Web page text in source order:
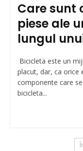
Care sunt
piese ale
lungul
Bicicleta este un
placut, dar, ca orice
componente care
bicicleta...